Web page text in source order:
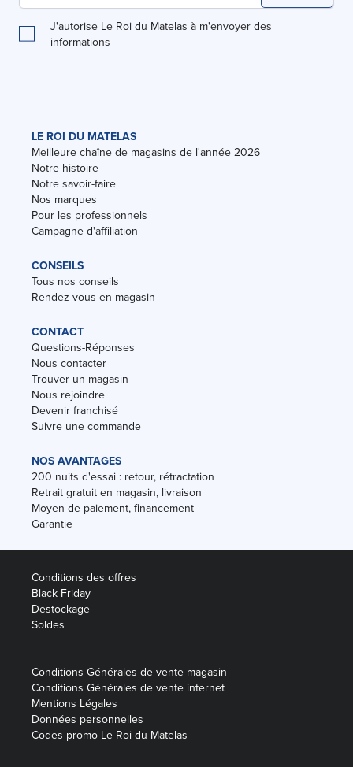
J'autorise Le Roi du Matelas à m'envoyer des
informations
LE ROI DU MATELAS
Meilleure chaîne de magasins de l'année 2026
Notre histoire
Notre savoir-faire
Nos marques
Pour les professionnels
Campagne d'affiliation
CONSEILS
Tous nos conseils
Rendez-vous en magasin
CONTACT
Questions-Réponses
Nous contacter
Trouver un magasin
Nous rejoindre
Devenir franchisé
Suivre une commande
NOS AVANTAGES
200 nuits d'essai : retour, rétractation
Retrait gratuit en magasin, livraison
Moyen de paiement, financement
Garantie
Conditions des offres
Black Friday
Destockage
Soldes
Conditions Générales de vente magasin
Conditions Générales de vente internet
Mentions Légales
Données personnelles
Codes promo Le Roi du Matelas